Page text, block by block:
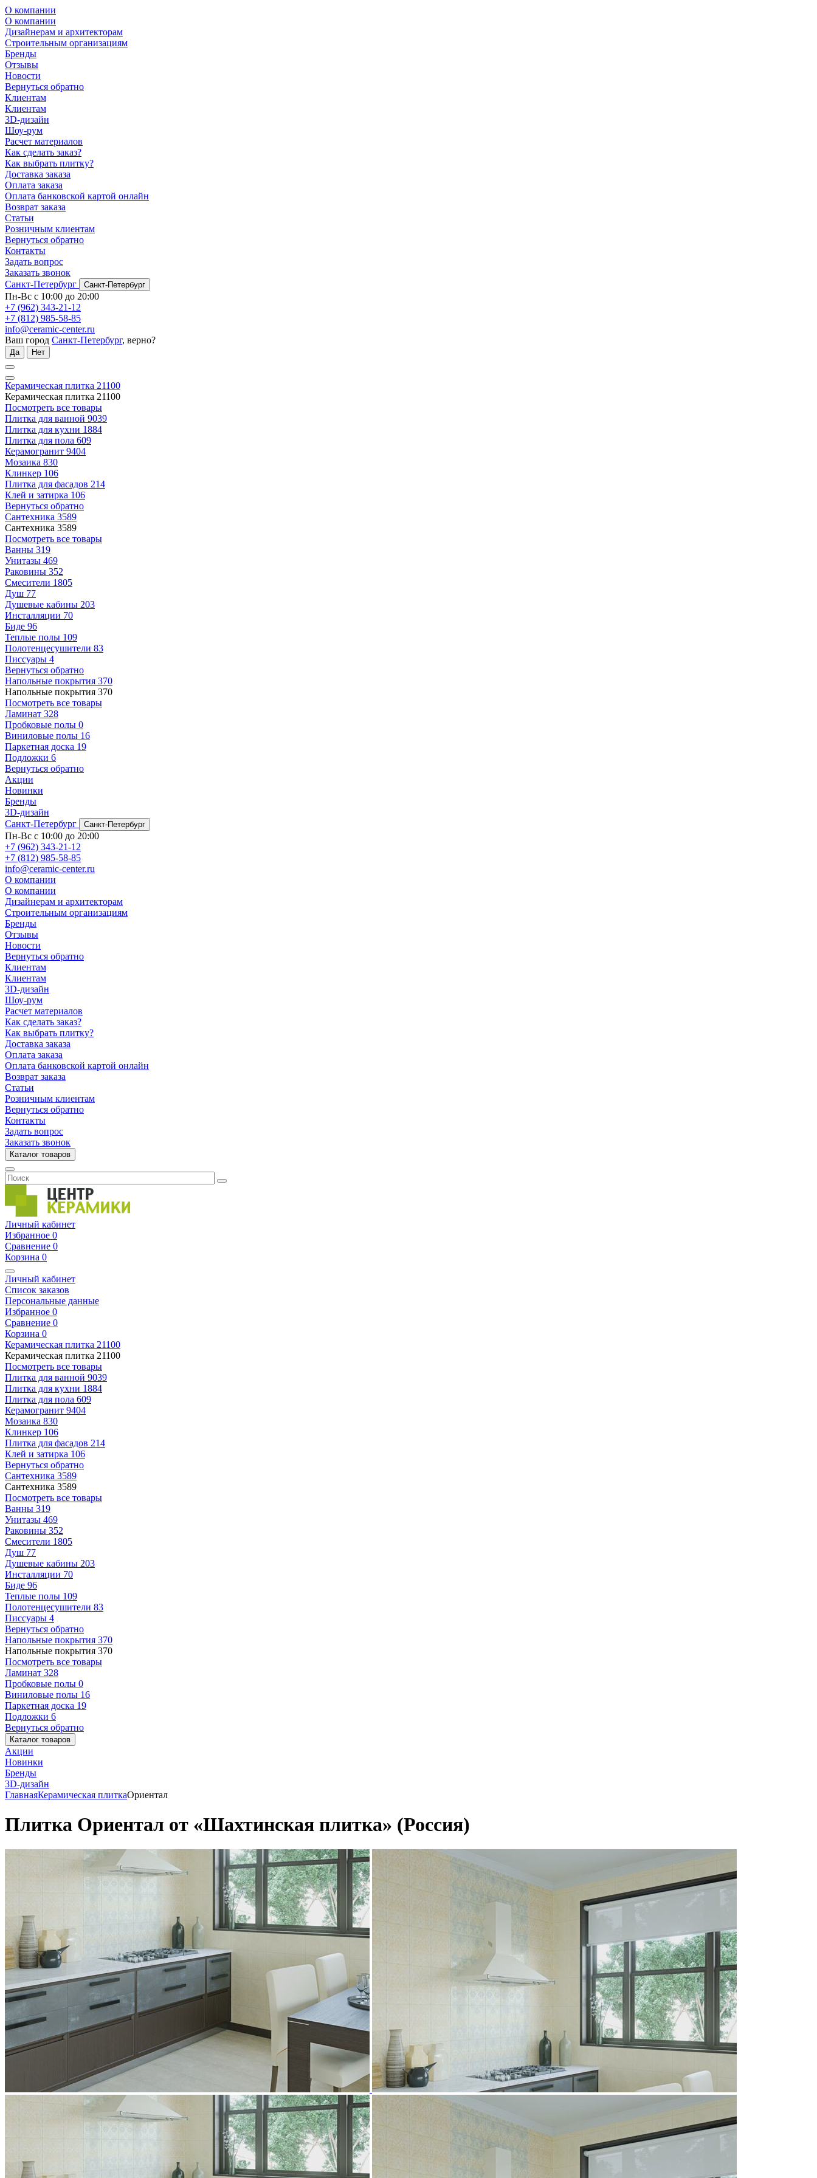
О компании
О компании
Дизайнерам и архитекторам
Строительным организациям
Бренды
Отзывы
Новости
Вернуться обратно
Клиентам
Клиентам
3D-дизайн
Шоу-рум
Расчет материалов
Как сделать заказ?
Как выбрать плитку?
Доставка заказа
Оплата заказа
Оплата банковской картой онлайн
Возврат заказа
Статьи
Розничным клиентам
Вернуться обратно
Контакты
Задать вопрос
Заказать звонок
Санкт-Петербург
Санкт-Петербург
Пн-Вс с 10:00 до 20:00
+7 (962) 343-21-12
+7 (812) 985-58-85
info@ceramic-center.ru
Ваш город Санкт-Петербург, верно?
Да Нет
Керамическая плитка 21100
Керамическая плитка 21100
Посмотреть все товары
Плитка для ванной 9039
Плитка для кухни 1884
Плитка для пола 609
Керамогранит 9404
Мозаика 830
Клинкер 106
Плитка для фасадов 214
Клей и затирка 106
Вернуться обратно
Сантехника 3589
Сантехника 3589
Посмотреть все товары
Ванны 319
Унитазы 469
Раковины 352
Смесители 1805
Душ 77
Душевые кабины 203
Инсталляции 70
Биде 96
Теплые полы 109
Полотенцесушители 83
Писсуары 4
Вернуться обратно
Напольные покрытия 370
Напольные покрытия 370
Посмотреть все товары
Ламинат 328
Пробковые полы 0
Виниловые полы 16
Паркетная доска 19
Подложки 6
Вернуться обратно
Акции
Новинки
Бренды
3D-дизайн
Санкт-Петербург
Санкт-Петербург
Пн-Вс с 10:00 до 20:00
+7 (962) 343-21-12
+7 (812) 985-58-85
info@ceramic-center.ru
О компании
О компании
Дизайнерам и архитекторам
Строительным организациям
Бренды
Отзывы
Новости
Вернуться обратно
Клиентам
Клиентам
3D-дизайн
Шоу-рум
Расчет материалов
Как сделать заказ?
Как выбрать плитку?
Доставка заказа
Оплата заказа
Оплата банковской картой онлайн
Возврат заказа
Статьи
Розничным клиентам
Вернуться обратно
Контакты
Задать вопрос
Заказать звонок
Каталог товаров
Личный кабинет
Избранное 0
Сравнение 0
Корзина 0
Личный кабинет
Список заказов
Персональные данные
Избранное 0
Сравнение 0
Корзина 0
Керамическая плитка 21100
Керамическая плитка 21100
Посмотреть все товары
Плитка для ванной 9039
Плитка для кухни 1884
Плитка для пола 609
Керамогранит 9404
Мозаика 830
Клинкер 106
Плитка для фасадов 214
Клей и затирка 106
Вернуться обратно
Сантехника 3589
Сантехника 3589
Посмотреть все товары
Ванны 319
Унитазы 469
Раковины 352
Смесители 1805
Душ 77
Душевые кабины 203
Инсталляции 70
Биде 96
Теплые полы 109
Полотенцесушители 83
Писсуары 4
Вернуться обратно
Напольные покрытия 370
Напольные покрытия 370
Посмотреть все товары
Ламинат 328
Пробковые полы 0
Виниловые полы 16
Паркетная доска 19
Подложки 6
Вернуться обратно
Каталог товаров
Акции
Новинки
Бренды
3D-дизайн
ГлавнаяКерамическая плиткаОриентал
Плитка Ориентал от «Шахтинская плитка» (Россия)